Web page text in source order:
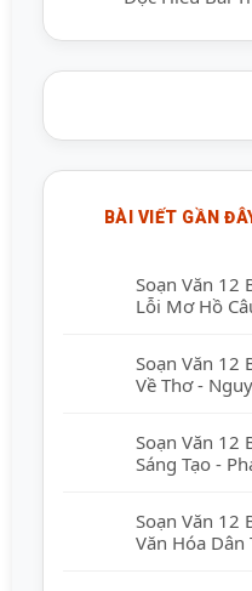
BÀI VIẾT GẦN
Soạn Văn 12
Lỗi Mơ Hồ
Soạn Văn 12
Về Thơ -
Soạn Văn 12
Sáng Tạo -
Soạn Văn 12
Văn Hóa